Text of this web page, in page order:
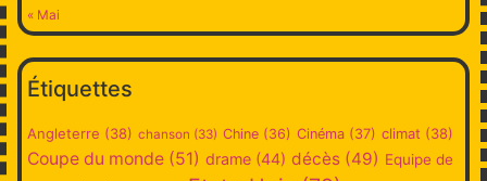
« Mai
Étiquettes
Angleterre (38) chanson (33) Chine (36) Cinéma (37) climat (38)
Coupe du monde (51) drame (44) décès (49) Equipe de